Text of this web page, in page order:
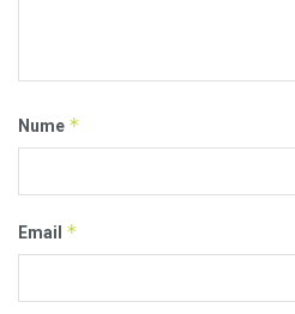
Nume *
Email *